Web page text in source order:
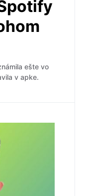
ešte vo
v apke.